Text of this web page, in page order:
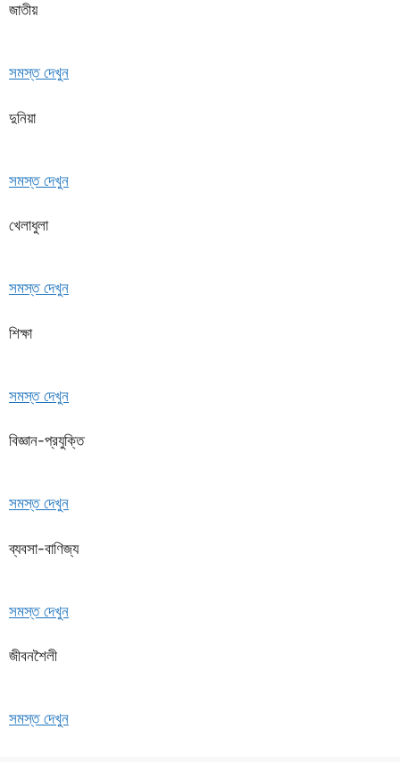
জাতীয়
সমস্ত দেখুন
দুনিয়া
সমস্ত দেখুন
খেলাধুলা
সমস্ত দেখুন
শিক্ষা
সমস্ত দেখুন
বিজ্ঞান-প্রযুক্তি
সমস্ত দেখুন
ব্যবসা-বাণিজ্য
সমস্ত দেখুন
জীবনশৈলী
সমস্ত দেখুন